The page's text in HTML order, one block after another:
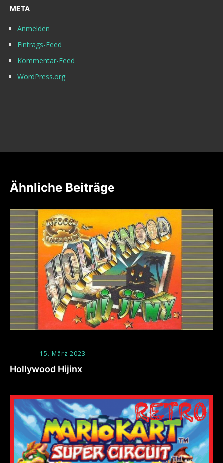
META
Anmelden
Eintrags-Feed
Kommentar-Feed
WordPress.org
Ähnliche Beiträge
15. März 2023
Hollywood Hijinx